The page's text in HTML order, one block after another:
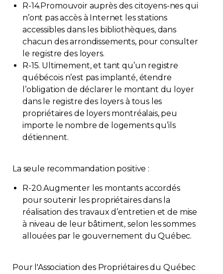
R-14.Promouvoir auprès des citoyens-nes qui
n’ont pas accès à Internet les stations
accessibles dans les bibliothèques, dans
chacun des arrondissements, pour consulter
le registre des loyers.
R-15. Ultimement, et tant qu’un registre
québécois n’est pas implanté, étendre
l’obligation de déclarer le montant du loyer
dans le registre des loyers à tous les
propriétaires de loyers montréalais, peu
importe le nombre de logements qu’ils
détiennent.
La seule recommandation positive :
R-20.Augmenter les montants accordés
pour soutenir les propriétaires dans la
réalisation des travaux d’entretien et de mise
à niveau de leur bâtiment, selon les sommes
allouées par le gouvernement du Québec.
Pour l'Association des Propriétaires du Québec